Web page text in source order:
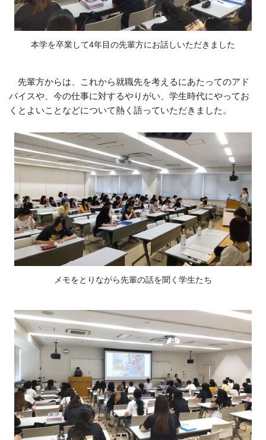
本学を卒業して4年目の先輩方にお話しいただきました
先輩方からは、これから就職先を考えるにあたってのアド
バイスや、今の仕事に対するやりがい、学生時代にやってお
くとよいことなどについて熱く語っていただきました。
メモをとりながら先輩の話を聞く学生たち